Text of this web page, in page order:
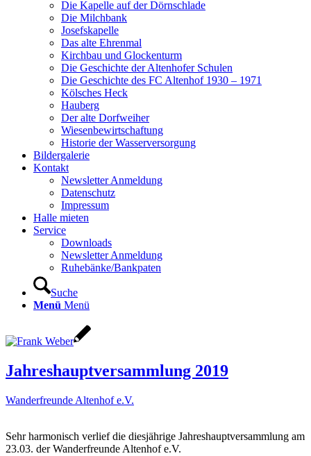
Die Kapelle auf der Dörnschlade
Die Milchbank
Josefskapelle
Das alte Ehrenmal
Kirchbau und Glockenturm
Die Geschichte der Altenhofer Schulen
Die Geschichte des FC Altenhof 1930 – 1971
Kölsches Heck
Hauberg
Der alte Dorfweiher
Wiesenbewirtschaftung
Historie der Wasserversorgung
Bildergalerie
Kontakt
Newsletter Anmeldung
Datenschutz
Impressum
Halle mieten
Service
Downloads
Newsletter Anmeldung
Ruhebänke/Bankpaten
Suche
Menü Menü
Jahreshauptversammlung 2019
Wanderfreunde Altenhof e.V.
Sehr harmonisch verlief die diesjährige Jahreshauptversammlung am
23.03. der Wanderfreunde Altenhof e.V.